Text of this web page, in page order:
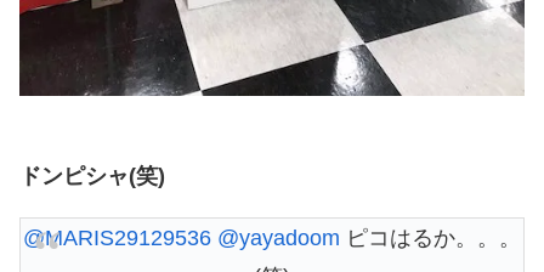
ドンピシャ(笑)
@MARIS29129536 @yayadoom ピコはるか。。。